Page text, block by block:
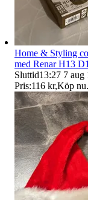
Home & Styling
med Renar H13
Sluttid13:27 7 aug
Pris:116 kr,Köp nu.